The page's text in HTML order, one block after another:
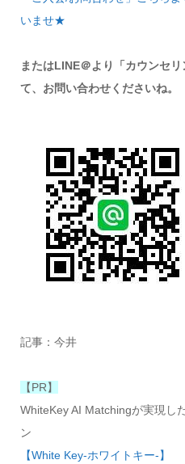
いませ★
またはLINE＠より「カウンセ
て、お問い合わせくださいね。
記事：今井
【PR】
WhiteKey AI Matchingが実現し
ン
【White Key-ホワイトキー-】